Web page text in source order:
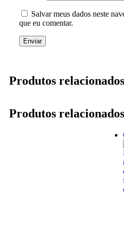
Salvar meus dados neste
que eu comentar.
Produtos relacionados
Produtos relacionados